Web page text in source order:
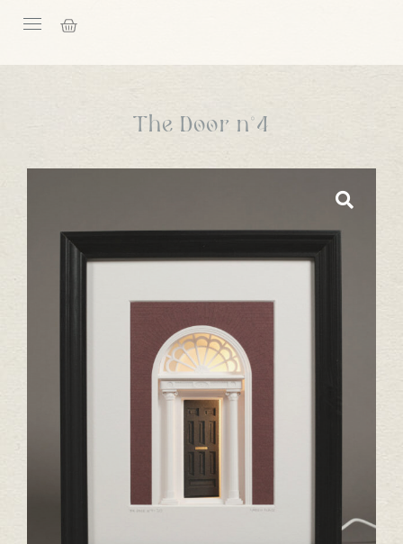
The Door n°4